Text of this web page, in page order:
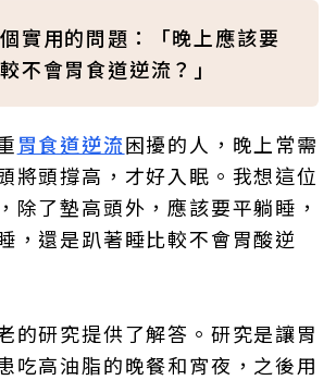
實用的問題：「晚上應該要
不會胃食道逆流？」
胃食道逆流困擾的人，晚上常需
將頭撐高，才好入眠。我想這位
除了墊高頭外，應該要平躺睡，
，還是趴著睡比較不會胃酸逆
的研究提供了解答。研究是讓胃
吃高油脂的晚餐和宵夜，之後用